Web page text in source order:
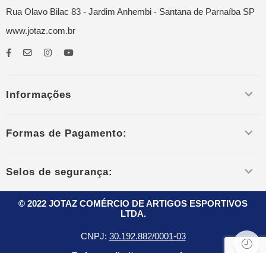
Rua Olavo Bilac 83 - Jardim Anhembi - Santana de Parnaíba SP
www.jotaz.com.br
Informações
Formas de Pagamento:
Selos de segurança:
© 2022 JOTAZ COMÉRCIO DE ARTIGOS ESPORTIVOS
LTDA.
CNPJ: 30.192.882/0001-03